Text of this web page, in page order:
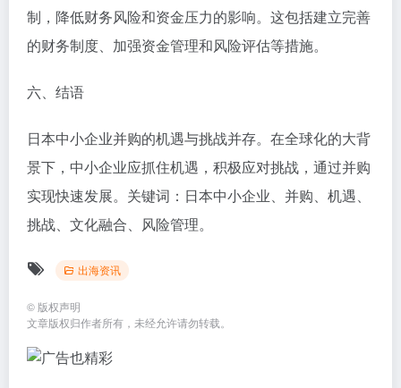
制，降低财务风险和资金压力的影响。这包括建立完善
的财务制度、加强资金管理和风险评估等措施。
六、结语
日本中小企业并购的机遇与挑战并存。在全球化的大背
景下，中小企业应抓住机遇，积极应对挑战，通过并购
实现快速发展。关键词：日本中小企业、并购、机遇、
挑战、文化融合、风险管理。
出海资讯
© 版权声明
文章版权归作者所有，未经允许请勿转载。